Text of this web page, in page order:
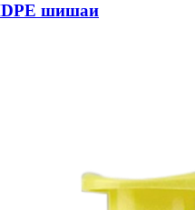
шишаи